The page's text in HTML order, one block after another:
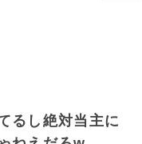
るし絶対当主に